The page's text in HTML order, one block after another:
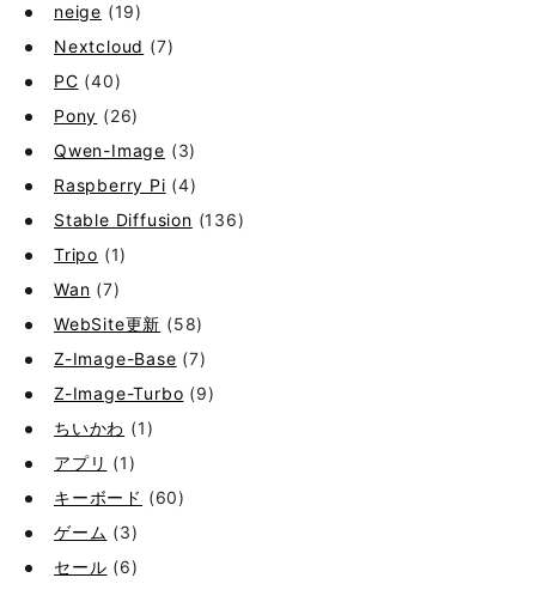
neige (19)
Nextcloud (7)
PC (40)
Pony (26)
Qwen-Image (3)
Raspberry Pi (4)
Stable Diffusion (136)
Tripo (1)
Wan (7)
WebSite更新 (58)
Z-Image-Base (7)
Z-Image-Turbo (9)
ちいかわ (1)
アプリ (1)
キーボード (60)
ゲーム (3)
セール (6)